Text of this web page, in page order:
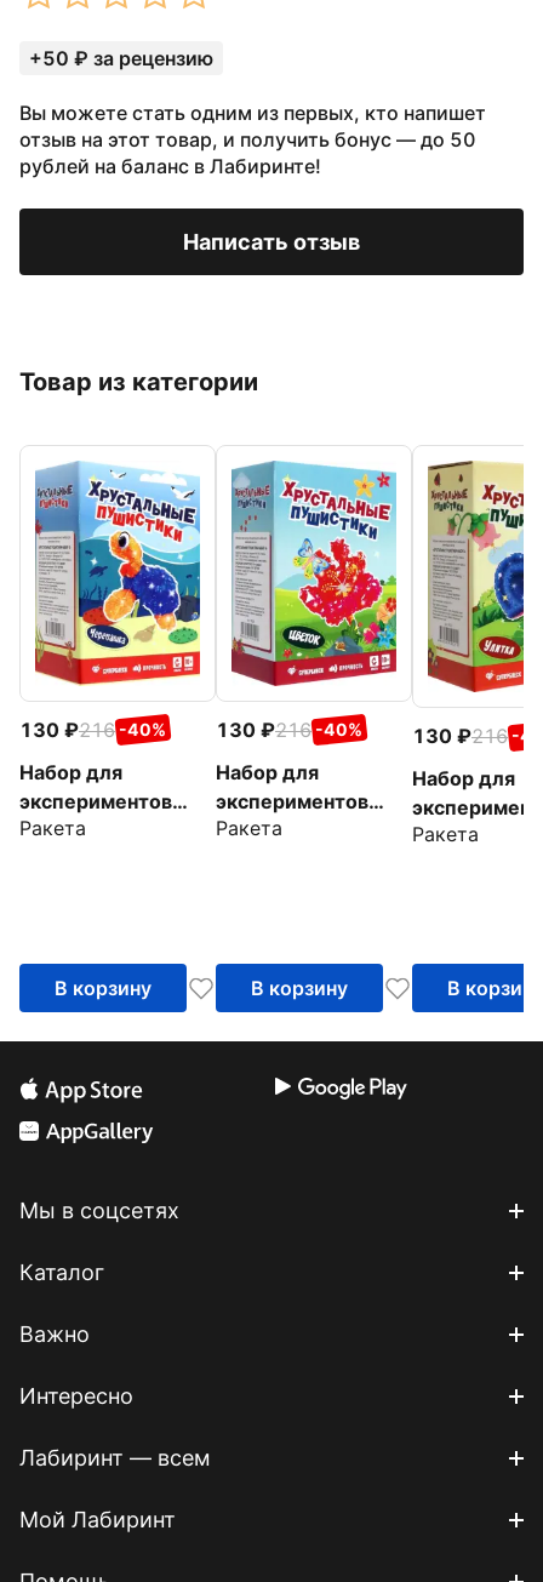
+50 ₽ за рецензию
Вы можете стать одним из первых, кто напишет
отзыв на этот товар, и получить бонус — до 50
рублей на баланс в Лабиринте!
Написать отзыв
Товар из категории
130 216 -40%
Набор для
экспериментов
Черепашка
Ракета
В корзину
130 216 -40%
Набор для
экспериментов
Цветок
Ракета
В корзину
130 216 -
Набор для
Улитка
Ракета
В корзину
Мы в соцсетях
Каталог
Важно
Интересно
Лабиринт — всем
Мой Лабиринт